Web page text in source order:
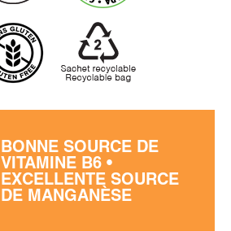
BONNE SOURCE DE
VITAMINE B6 •
EXCELLENTE SOURCE
DE MANGANÈSE